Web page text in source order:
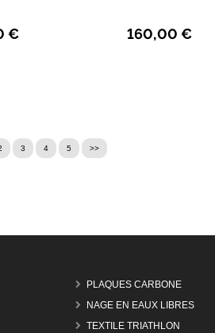
€ 160,00 €
3 4 5 >>
PLAQUES CARBONE
NAGE EN EAUX LIBRES
TEXTILE TRIATHLON